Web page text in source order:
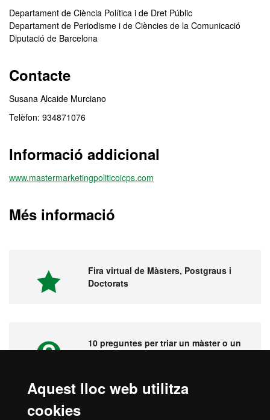
Aquest lloc web utilitza
cookies
Departament de Ciència Política i de Dret Públic
Departament de Periodisme i de Ciències de la Comunicació
Diputació de Barcelona
Contacte
Susana Alcaide Murciano
Telèfon: 934871076
Informació addicional
www.mastermarketingpoliticoicps.com
Més informació
Fira virtual de Màsters, Postgraus i
Doctorats
10 preguntes per triar un màster o un